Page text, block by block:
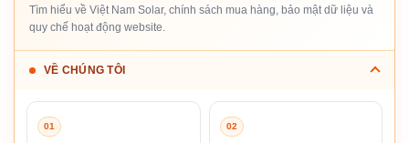
Tìm hiểu về Việt Nam Solar, chính sách mua hàng, bảo mật dữ liệu và
quy chế hoạt động website.
VỀ CHÚNG TÔI
01 02